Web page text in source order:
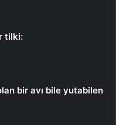
tilki:
bir avı bile yutabilen